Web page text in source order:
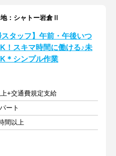
：シャトー岩倉Ⅱ
スタッフ】午前・午後いつ
！スキマ時間に働ける♪未
＊シンプル作業
+交通費規定支給
ート
間以上